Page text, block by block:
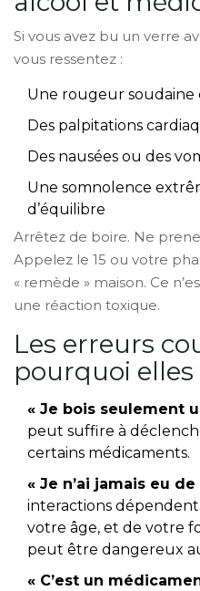
Si vous avez bu un verre
vous ressentez :
Une rougeur soudaine
Des palpitations
Des nausées ou des
Une somnolence
d’équilibre
Arrêtez de boire. Ne
Appelez le 15 ou votre
« remède » maison. Ce
une réaction toxique.
Les erreurs
pourquoi
« Je bois seulement
peut suffire à
certains médicaments.
« Je n’ai jamais eu
interactions
votre âge, et de votre
peut être dangereux
« C’est un